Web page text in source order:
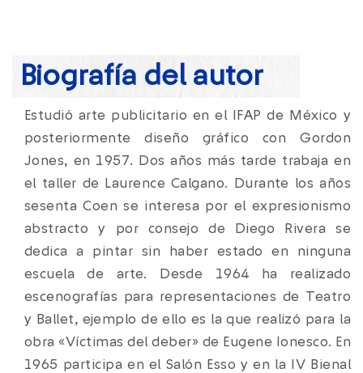
Biografía del autor
Estudió arte publicitario en el IFAP de México y
posteriormente diseño gráfico con Gordon
Jones, en 1957. Dos años más tarde trabaja en
el taller de Laurence Calgano. Durante los años
sesenta Coen se interesa por el expresionismo
abstracto y por consejo de Diego Rivera se
dedica a pintar sin haber estado en ninguna
escuela de arte. Desde 1964 ha realizado
escenografías para representaciones de Teatro
y Ballet, ejemplo de ello es la que realizó para la
obra «Víctimas del deber» de Eugene Ionesco. En
1965 participa en el Salón Esso y en la IV Bienal